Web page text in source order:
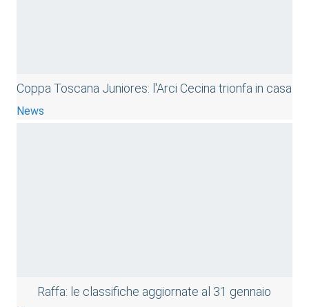
Coppa Toscana Juniores: l'Arci Cecina trionfa in casa
News
Raffa: le classifiche aggiornate al 31 gennaio